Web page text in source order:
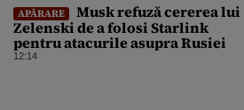
APĂRARE
Musk refuză cererea lui
Zelenski de a folosi Starlink
pentru atacurile asupra Rusiei
12:14